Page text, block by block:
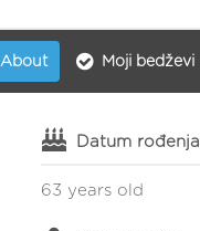
About Moji bedževi
Datum rođenja
63 years old